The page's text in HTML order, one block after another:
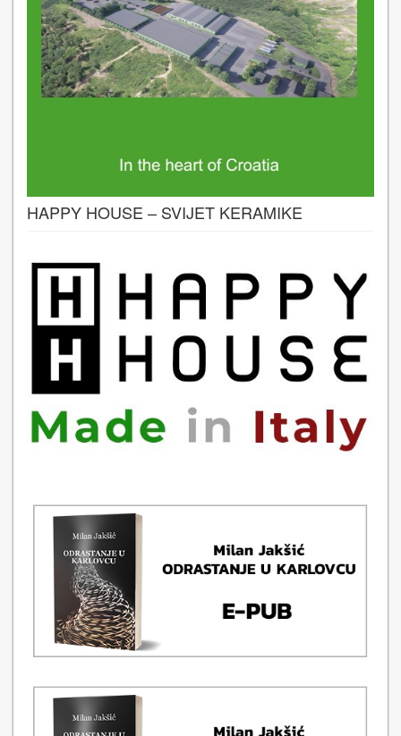
HAPPY HOUSE – SVIJET KERAMIKE